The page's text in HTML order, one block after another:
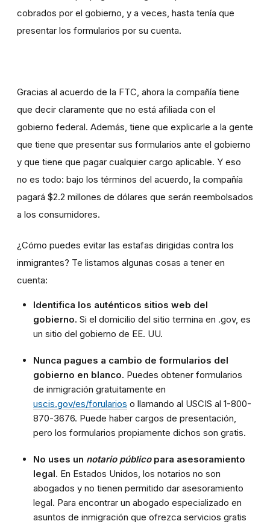
cobrados por el gobierno, y a veces, hasta tenía que
presentar los formularios por su cuenta.
Gracias al acuerdo de la FTC, ahora la compañía tiene
que decir claramente que no está afiliada con el
gobierno federal. Además, tiene que explicarle a la gente
que tiene que presentar sus formularios ante el gobierno
y que tiene que pagar cualquier cargo aplicable. Y eso
no es todo: bajo los términos del acuerdo, la compañía
pagará $2.2 millones de dólares que serán reembolsados
a los consumidores.
¿Cómo puedes evitar las estafas dirigidas contra los
inmigrantes? Te listamos algunas cosas a tener en
cuenta:
Identifica los auténticos sitios web del
gobierno. Si el domicilio del sitio termina en .gov, es
un sitio del gobierno de EE. UU.
Nunca pagues a cambio de formularios del
gobierno en blanco. Puedes obtener formularios
de inmigración gratuitamente en
uscis.gov/es/forularios o llamando al USCIS al 1-800-
870-3676. Puede haber cargos de presentación,
pero los formularios propiamente dichos son gratis.
No uses un notario públicopara asesoramiento
legal. En Estados Unidos, los notarios no son
abogados y no tienen permitido dar asesoramiento
legal. Para encontrar un abogado especializado en
asuntos de inmigración que ofrezca servicios gratis